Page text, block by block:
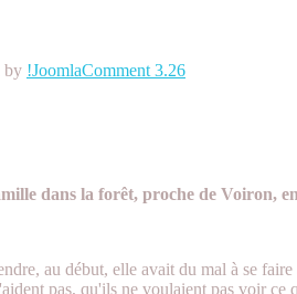
by !JoomlaComment 3.26
dans la forêt, proche de Voiron,
au début, elle avait du mal à se
pas, qu'ils ne voulaient pas voir